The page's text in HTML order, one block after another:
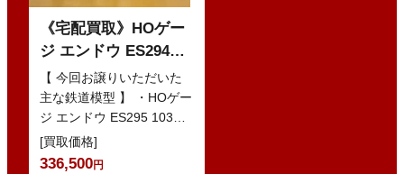
《宅配買取》HOゲー
ジ エンドウ ES294
103系1200番代 東西線
色 基本5輌 Nセット
などの鉄道模型
【 今回お譲りいただいた
主な鉄道模型 】 ・HOゲー
ジ エンドウ ES295 103系
1200番代 東西線色 中間5
輌 Oセット …
[買取価格]
336,500円